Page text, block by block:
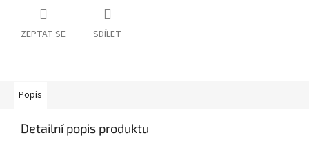
ZEPTAT SE SDÍLET
Popis
Detailní popis produktu